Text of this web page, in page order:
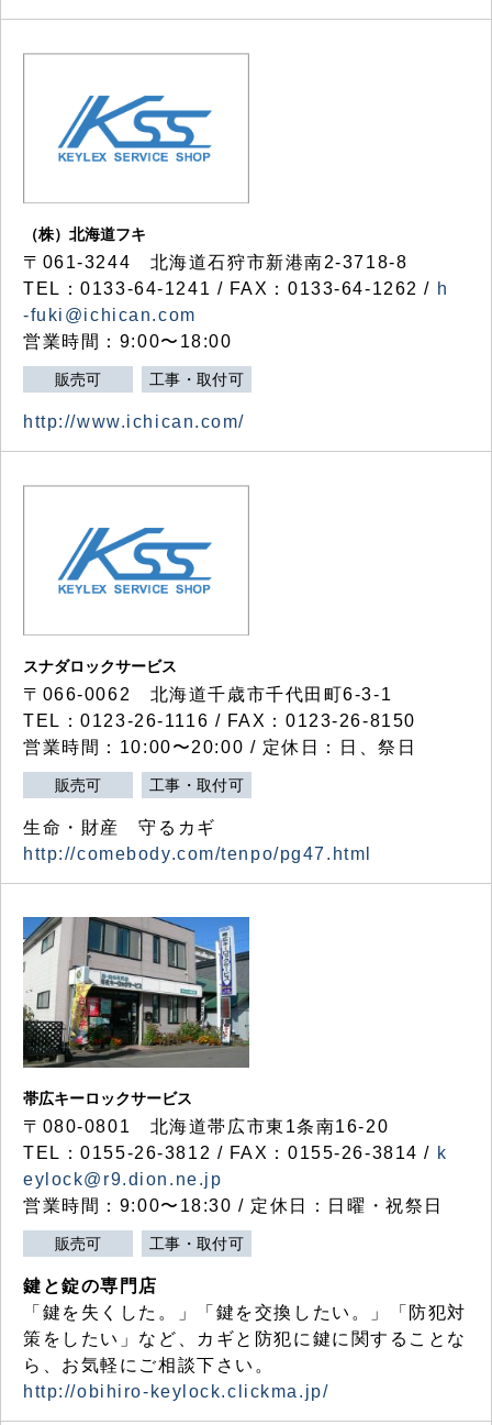
（株）北海道フキ
〒061-3244 北海道石狩市新港南2-3718-8
TEL：0133-64-1241 / FAX：0133-64-1262 / h
-fuki@ichican.com
営業時間：9:00〜18:00
販売可 工事・取付可
http://www.ichican.com/
スナダロックサービス
〒066-0062 北海道千歳市千代田町6-3-1
TEL：0123-26-1116 / FAX：0123-26-8150
営業時間：10:00〜20:00 / 定休日：日、祭日
販売可 工事・取付可
生命・財産 守るカギ
http://comebody.com/tenpo/pg47.html
帯広キーロックサービス
〒080-0801 北海道帯広市東1条南16-20
TEL：0155-26-3812 / FAX：0155-26-3814 / k
eylock@r9.dion.ne.jp
営業時間：9:00〜18:30 / 定休日：日曜・祝祭日
販売可 工事・取付可
鍵と錠の専門店
「鍵を失くした。」「鍵を交換したい。」「防犯対
策をしたい」など、カギと防犯に鍵に関することな
ら、お気軽にご相談下さい。
http://obihiro-keylock.clickma.jp/